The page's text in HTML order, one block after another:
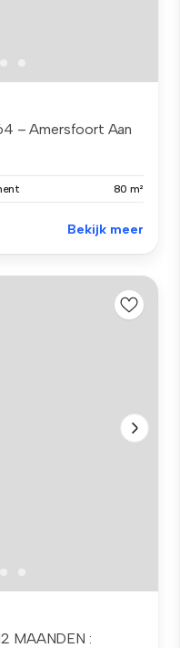
– Amersfoort Aan
80 m²
Bekijk meer
MAANDEN :